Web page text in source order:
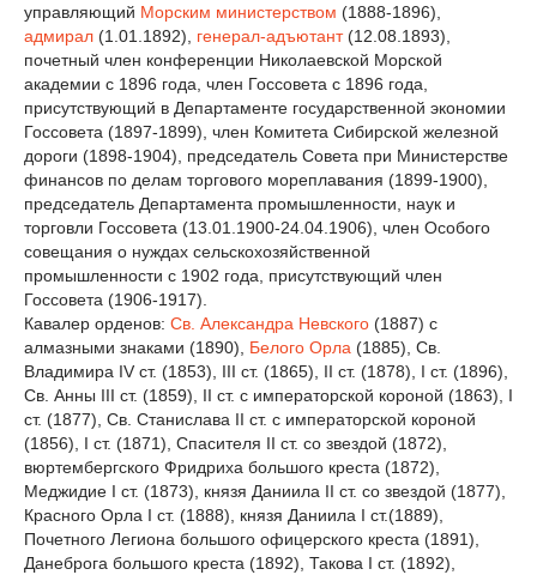
управляющий Морским министерством (1888-1896),
адмирал (1.01.1892), генерал-адъютант(12.08.1893),
почетный член конференции Николаевской Морской
академии с 1896 года, член Госсовета с 1896 года,
присутствующий в Департаменте государственной экономии
Госсовета (1897-1899), член Комитета Сибирской железной
дороги (1898-1904), председатель Совета при Министерстве
финансов по делам торгового мореплавания (1899-1900),
председатель Департамента промышленности, наук и
торговли Госсовета (13.01.1900-24.04.1906), член Особого
совещания о нуждах сельскохозяйственной
промышленности с 1902 года, присутствующий член
Госсовета (1906-1917).
Кавалер орденов: Св. Александра Невского (1887) с
алмазными знаками (1890), Белого Орла (1885), Св.
Владимира IV ст. (1853), III ст. (1865), II ст. (1878), I ст. (1896),
Св. Анны III ст. (1859), II ст. с императорской короной (1863), I
ст. (1877), Св. Станислава II ст. с императорской короной
(1856), I ст. (1871), Спасителя II ст. со звездой (1872),
вюртембергского Фридриха большого креста (1872),
Меджидие I ст. (1873), князя Даниила II ст. со звездой (1877),
Красного Орла I ст. (1888), князя Даниила I ст.(1889),
Почетного Легиона большого офицерского креста (1891),
Данеброга большого креста (1892), Такова I ст. (1892),